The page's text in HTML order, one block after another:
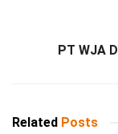
PT WJA
Related Posts